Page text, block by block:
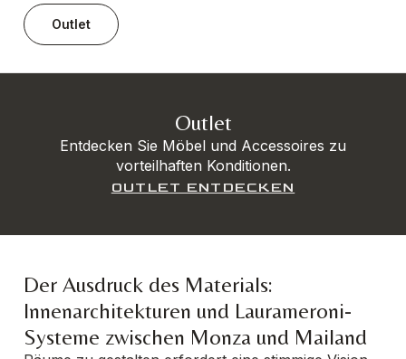
Outlet
Outlet
Entdecken Sie Möbel und Accessoires zu
vorteilhaften Konditionen.
OUTLET ENTDECKEN
Der Ausdruck des Materials:
Innenarchitekturen und Laurameroni-
Systeme zwischen Monza und Mailand